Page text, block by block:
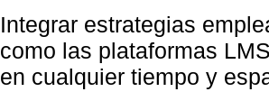
Integrar estrategias
como las plataformas
en cualquier tiempo y